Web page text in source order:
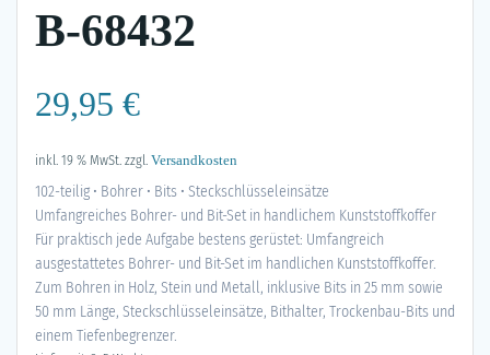
B-68432
29,95 €
inkl. 19 % MwSt. zzgl. Versandkosten
102-teilig • Bohrer • Bits • Steckschlüsseleinsätze
Umfangreiches Bohrer- und Bit-Set in handlichem Kunststoffkoffer
Für praktisch jede Aufgabe bestens gerüstet: Umfangreich
ausgestattetes Bohrer- und Bit-Set im handlichen Kunststoffkoffer.
Zum Bohren in Holz, Stein und Metall, inklusive Bits in 25 mm sowie
50 mm Länge, Steckschlüsseleinsätze, Bithalter, Trockenbau-Bits und
einem Tiefenbegrenzer.